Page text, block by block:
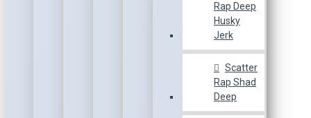
Rap Deep
Husky
Jerk
Scatter
Rap Shad
Deep